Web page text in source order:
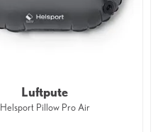
Luftpute
Helsport Pillow Pro Air